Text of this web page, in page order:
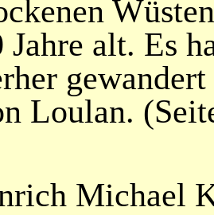
Jahre alt. Es
Loulan.
Michael